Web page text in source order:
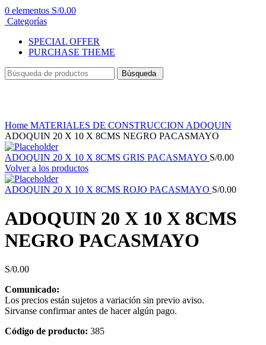
0 elementos S/0.00
Categorías
SPECIAL OFFER
PURCHASE THEME
Búsqueda
Home MATERIALES DE CONSTRUCCION ADOQUIN
ADOQUIN 20 X 10 X 8CMS NEGRO PACASMAYO
ADOQUIN 20 X 10 X 8CMS GRIS PACASMAYO S/0.00
Volver a los productos
ADOQUIN 20 X 10 X 8CMS ROJO PACASMAYO S/0.00
ADOQUIN 20 X 10 X 8CMS
NEGRO PACASMAYO
S/0.00
Comunicado:
Los precios están sujetos a variación sin previo aviso.
Sirvanse confirmar antes de hacer algún pago.
Código de producto: 385